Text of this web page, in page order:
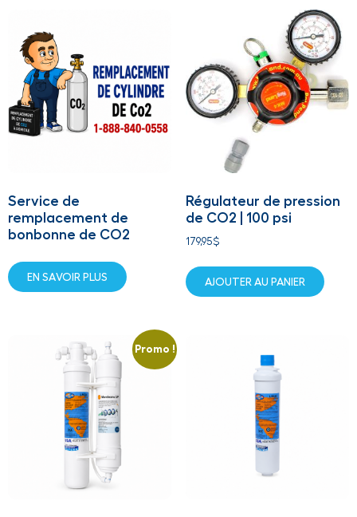
Service de
remplacement de
bonbonne de CO2
EN SAVOIR PLUS
Régulateur de pression
de CO2 | 100 psi
179,95$
AJOUTER AU PANIER
Promo !